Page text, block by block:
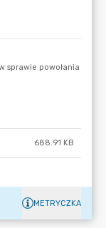
688.91 KB
METRYCZKA